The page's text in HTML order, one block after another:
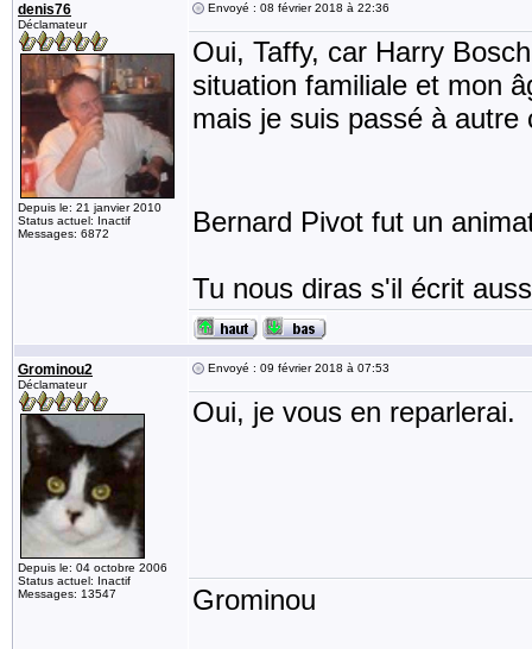
denis76
Déclamateur
Depuis le: 21 janvier 2010
Status actuel: Inactif
Messages: 6872
Envoyé : 08 février 2018 à 22:36
Oui, Taffy, car Harry
situation familiale et mon
mais je suis passé à
Bernard Pivot fut un
Tu nous diras s'il écrit
Grominou2
Déclamateur
Depuis le: 04 octobre 2006
Status actuel: Inactif
Messages: 13547
Envoyé : 09 février 2018 à 07:53
Oui, je vous en reparlerai.
Grominou